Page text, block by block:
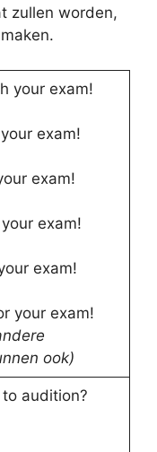
zullen worden,
your exam!
exam!
exam!
exam!
exam!
your exam!
ook)
audition?